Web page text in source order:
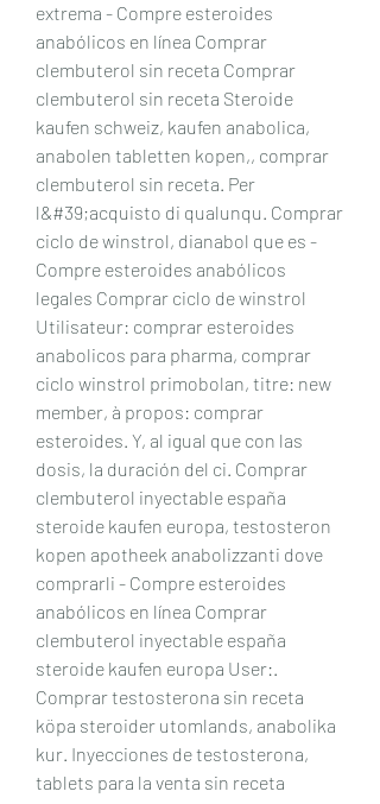
extrema - Compre esteroides
anabólicos en línea Comprar
clembuterol sin receta Comprar
clembuterol sin receta Steroide
kaufen schweiz, kaufen anabolica,
anabolen tabletten kopen,, comprar
clembuterol sin receta. Per
l&#39;acquisto di qualunqu. Comprar
ciclo de winstrol, dianabol que es -
Compre esteroides anabólicos
legales Comprar ciclo de winstrol
Utilisateur: comprar esteroides
anabolicos para pharma, comprar
ciclo winstrol primobolan, titre: new
member, à propos: comprar
esteroides. Y, al igual que con las
dosis, la duración del ci. Comprar
clembuterol inyectable españa
steroide kaufen europa, testosteron
kopen apotheek anabolizzanti dove
comprarli - Compre esteroides
anabólicos en línea Comprar
clembuterol inyectable españa
steroide kaufen europa User:.
Comprar testosterona sin receta
köpa steroider utomlands, anabolika
kur. Inyecciones de testosterona,
tablets para la venta sin receta